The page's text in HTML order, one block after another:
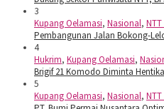
3
Kupang Oelamasi, Nasional,
Pembangunan Jalan Bokong-
4
Hukrim, Kupang Oelamasi,
Brigif 21 Komodo Diminta
5
Kupang Oelamasi, Nasional,